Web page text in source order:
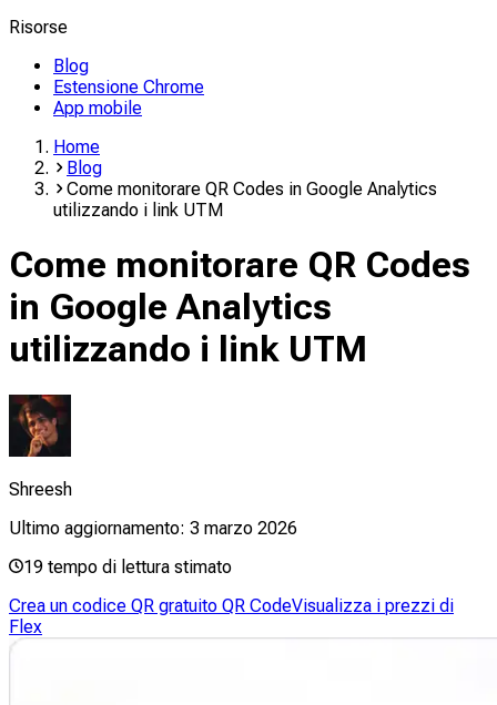
Risorse
Blog
Estensione Chrome
App mobile
Home
Blog
Come monitorare QR Codes in Google Analytics
utilizzando i link UTM
Come monitorare QR Codes
in Google Analytics
utilizzando i link UTM
Shreesh
Ultimo aggiornamento: 3 marzo 2026
19 tempo di lettura stimato
Crea un codice QR gratuito QR CodeVisualizza i prezzi di
Flex